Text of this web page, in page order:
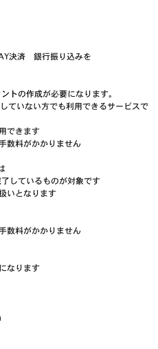
決済 銀行振り込みを
トの作成が必要になります。
ていない方でも利用できるサービスで
できます
数料がかかりません
しているものが対象です
いとなります
数料がかかりません
なります